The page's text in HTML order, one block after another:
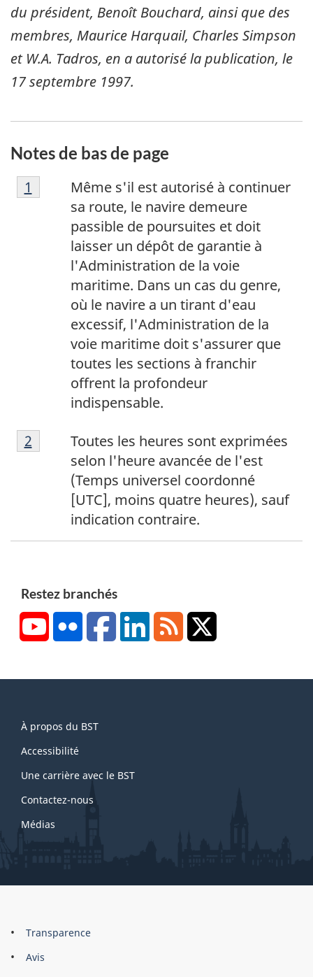
du président, Benoît Bouchard, ainsi que des
membres, Maurice Harquail, Charles Simpson
et W.A. Tadros, en a autorisé la publication, le
17 septembre 1997.
Notes de bas de page
N
o
g
e
Même s'il est autorisé à continuer
sa route, le navire demeure
passible de poursuites et doit
laisser un dépôt de garantie à
l'Administration de la voie
maritime. Dans un cas du genre,
où le navire a un tirant d'eau
excessif, l'Administration de la
voie maritime doit s'assurer que
toutes les sections à franchir
offrent la profondeur
indispensable.
Retour à la référence de la note de bas de
1
N
o
Toutes les heures sont exprimées
selon l'heure avancée de l'est
(Temps universel coordonné
[UTC], moins quatre heures), sauf
indication contraire.
Retour à la référence de la note de bas de
2
Restez branchés
YouTubeFlickr FacebookLinkedInRSS
this
site
À propos du BST
Accessibilité
Une carrière avec le BST
Contactez-nous
Médias
About
this
Brand
Transparence
Avis